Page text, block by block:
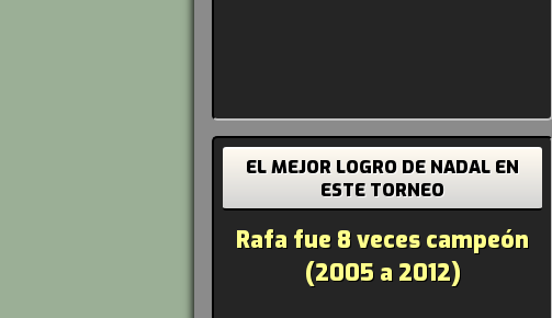
EL MEJOR LOGRO DE NADAL EN
ESTE TORNEO
Rafa fue 8 veces campeón
(2005 a 2012)